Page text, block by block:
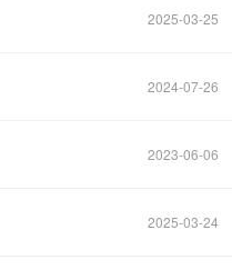
2025-03-25
2024-07-26
2023-06-06
2025-03-24